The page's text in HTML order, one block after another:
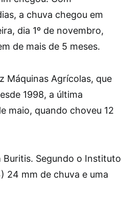
a chuva chegou em
dia 1º de novembro,
de mais de 5 meses.
Máquinas Agrícolas, que
1998, a última
maio, quando choveu 12
Segundo o Instituto
24 mm de chuva e uma